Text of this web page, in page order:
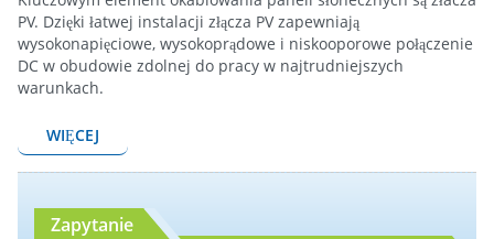
PV. Dzięki łatwej instalacji złącza PV zapewniają
wysokonapięciowe, wysokoprądowe i niskooporowe połączenie
DC w obudowie zdolnej do pracy w najtrudniejszych
warunkach.
WIĘCEJ
Zapytanie